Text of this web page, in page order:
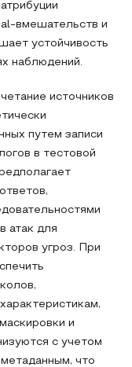
вмешательств и
устойчивость
наблюдений.
источников
путем записи
в тестовой
атак для
угроз. При
и
с учетом
что